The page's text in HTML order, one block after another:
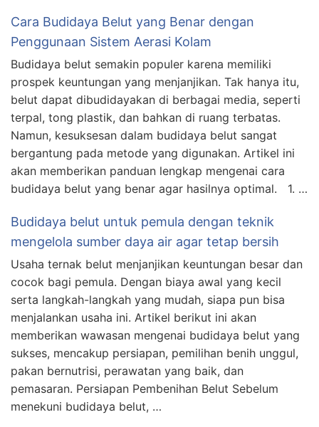
Cara Budidaya Belut yang Benar dengan
Penggunaan Sistem Aerasi Kolam
Budidaya belut semakin populer karena memiliki
prospek keuntungan yang menjanjikan. Tak hanya itu,
belut dapat dibudidayakan di berbagai media, seperti
terpal, tong plastik, dan bahkan di ruang terbatas.
Namun, kesuksesan dalam budidaya belut sangat
bergantung pada metode yang digunakan. Artikel ini
akan memberikan panduan lengkap mengenai cara
budidaya belut yang benar agar hasilnya optimal. 1. …
Budidaya belut untuk pemula dengan teknik
mengelola sumber daya air agar tetap bersih
Usaha ternak belut menjanjikan keuntungan besar dan
cocok bagi pemula. Dengan biaya awal yang kecil
serta langkah-langkah yang mudah, siapa pun bisa
menjalankan usaha ini. Artikel berikut ini akan
memberikan wawasan mengenai budidaya belut yang
sukses, mencakup persiapan, pemilihan benih unggul,
pakan bernutrisi, perawatan yang baik, dan
pemasaran. Persiapan Pembenihan Belut Sebelum
menekuni budidaya belut, …